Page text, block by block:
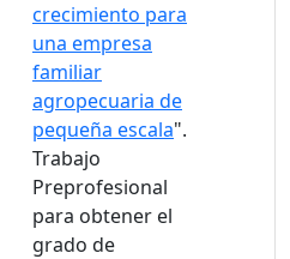
crecimiento para
una empresa
familiar
agropecuaria de
pequeña escala".
Trabajo
Preprofesional
para obtener el
grado de